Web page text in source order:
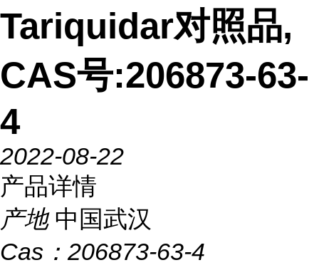
Tariquidar对照品,
CAS号:206873-63-
4
2022-08-22
产品详情
产地 中国武汉
Cas： 206873-63-4